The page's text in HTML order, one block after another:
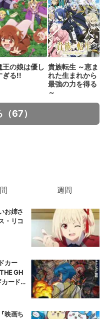
王の娘は優し
ぎる!!
貴族転生 ～恵ま
れた生まれから
最強の力を得る
～
67）
週間
お姉さ
・リコ
カー
GH
ード公
映画ち